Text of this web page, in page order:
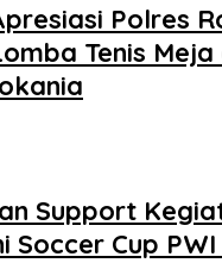
Polres
Tenis Meja
Support
Soccer Cup